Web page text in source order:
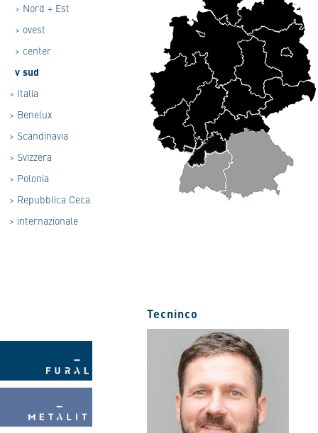
> Nord + Est
> ovest
> center
v sud
> Italia
> Benelux
> Scandinavia
> Svizzera
> Polonia
> Repubblica Ceca
> internazionale
Tecninco